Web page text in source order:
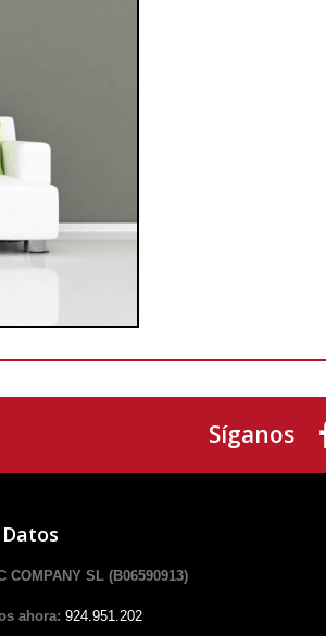
Síganos
COMPANY SL (B06590913)
ahora: 924.951.202